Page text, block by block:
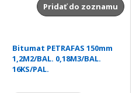
Pridať do zoznamu
Bitumat PETRAFAS 150mm
1,2M2/BAL. 0,18M3/BAL.
16KS/PAL.